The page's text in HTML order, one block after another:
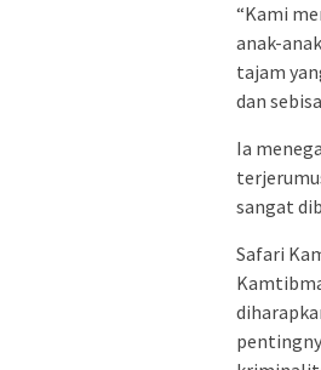
“Kami
anak-
tajam
dan
Ia
sangat
Safari